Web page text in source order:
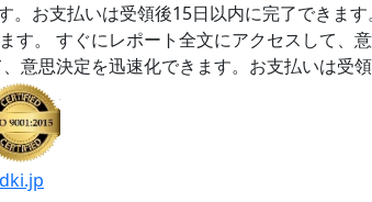
お支払いは受領後15日以内に完了できます。
す。
すぐにレポート全文にアクセスして、
意思決定を迅速化できます。お支払いは受